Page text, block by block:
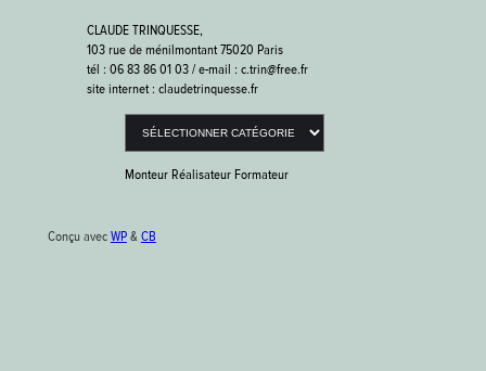
CLAUDE TRINQUESSE,
103 rue de ménilmontant 75020 Paris
tél : 06 83 86 01 03 / e-mail : c.trin@free.fr
site internet : claudetrinquesse.fr
Monteur Réalisateur Formateur
Conçu avec WP& CB